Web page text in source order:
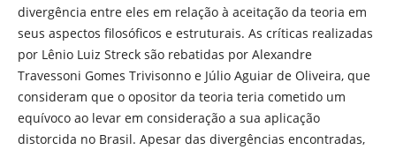
divergência entre eles em relação à aceitação da teoria em
seus aspectos filosóficos e estruturais. As críticas realizadas
por Lênio Luiz Streck são rebatidas por Alexandre
Travessoni Gomes Trivisonno e Júlio Aguiar de Oliveira, que
consideram que o opositor da teoria teria cometido um
equívoco ao levar em consideração a sua aplicação
distorcida no Brasil. Apesar das divergências encontradas,